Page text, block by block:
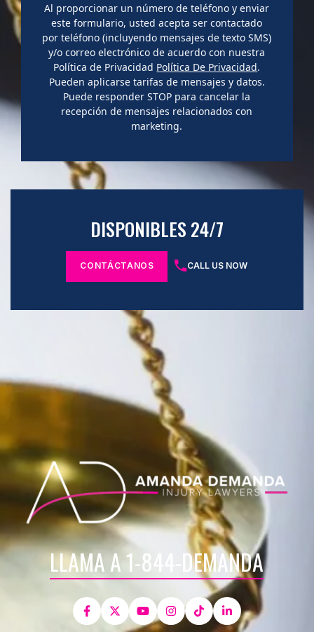
Al proporcionar un número de teléfono y enviar
este formulario, usted acepta ser contactado
por teléfono (incluyendo mensajes de texto SMS)
y/o correo electrónico de acuerdo con nuestra
Política de Privacidad Política De Privacidad.
Pueden aplicarse tarifas de mensajes y datos.
Puede responder STOP para cancelar la
recepción de mensajes relacionados con
marketing.
DISPONIBLES 24/7
CONTÁCTANOS CALL US NOW
LLAMA A 1-844-DEMANDA